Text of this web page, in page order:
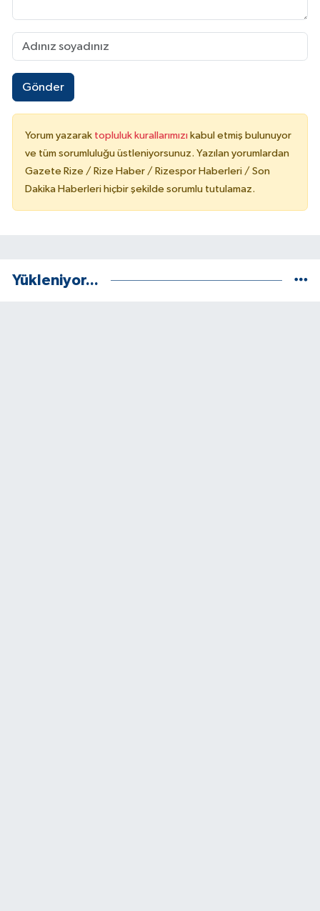
Gönder
Yorum yazarak topluluk kurallarımızı kabul etmiş bulunuyor
ve tüm sorumluluğu üstleniyorsunuz. Yazılan yorumlardan
Gazete Rize / Rize Haber / Rizespor Haberleri / Son
Dakika Haberleri hiçbir şekilde sorumlu tutulamaz.
Yükleniyor...